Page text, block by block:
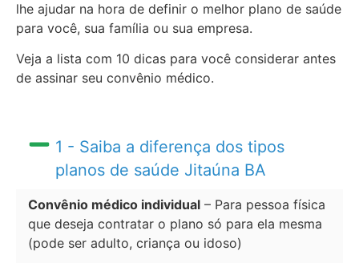
lhe ajudar na hora de definir o melhor plano de saúde
para você, sua família ou sua empresa.
Veja a lista com 10 dicas para você considerar antes
de assinar seu convênio médico.
1 - Saiba a diferença dos tipos
planos de saúde Jitaúna BA
Convênio médico individual – Para pessoa física
que deseja contratar o plano só para ela mesma
(pode ser adulto, criança ou idoso)